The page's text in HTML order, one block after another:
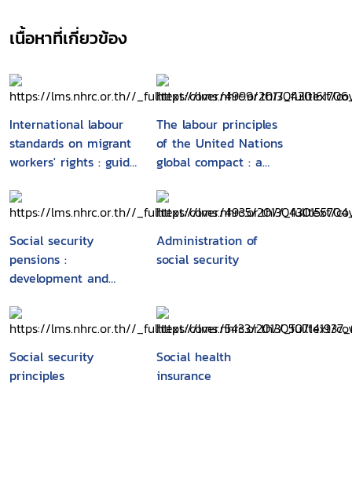
เนื้อหาที่เกี่ยวข้อง
International labour
standards on migrant
workers' rights : guide
practitioners in Asia
and the Pacific
The labour principles
of the United Nations
global compact : a
Social security
pensions :
development and
summary
Administration of
social security
Social security
principles
Social health
insurance